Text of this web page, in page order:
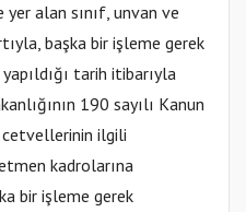
alan sınıf, unvan ve
başka bir işleme gerek
tarih itibarıyla
190 sayılı Kanun
cetvellerinin ilgili
kadrolarına
bir işleme gerek